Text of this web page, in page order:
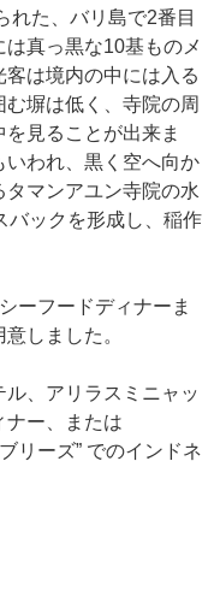
れた、バリ島で2番目
真っ黒な10基ものメ
は境内の中には入る
塀は低く、寺院の周
見ることが出来ま
われ、黒く空へ向か
マンアユン寺院の水
バックを形成し、稲作
ーフードディナーま
しました。
、アリラスミニャッ
ナー、または
リーズ” でのインドネ